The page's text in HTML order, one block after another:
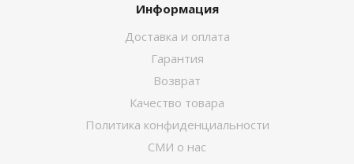
Информация
Доставка и оплата
Гарантия
Возврат
Качество товара
Политика конфиденциальности
СМИ о нас